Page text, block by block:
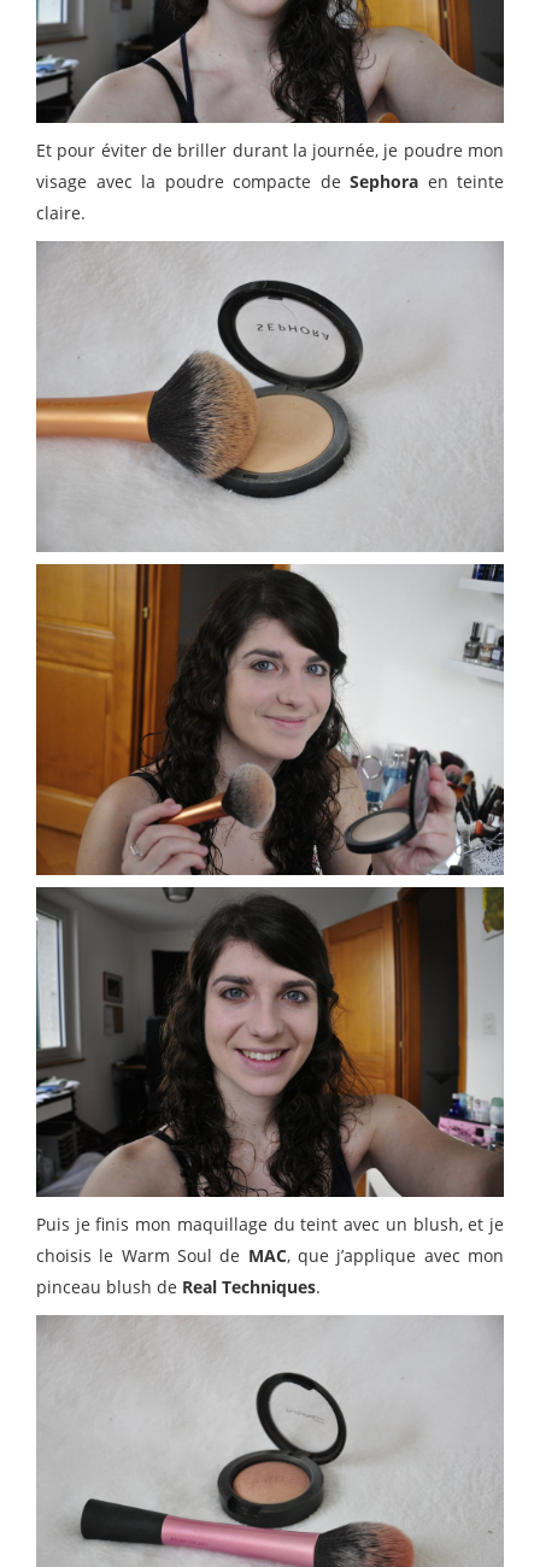
Et pour éviter de briller durant la journée, je poudre mon
visage avec la poudre compacte de Sephora en teinte
claire.
Puis je finis mon maquillage du teint avec un blush, et je
choisis le Warm Soul de MAC, que j’applique avec mon
pinceau blush de Real Techniques.